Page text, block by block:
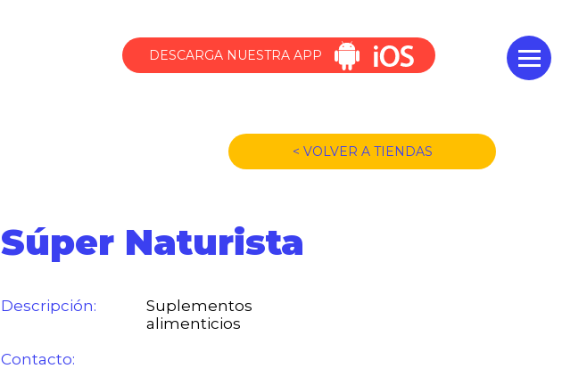
DESCARGA NUESTRA APP
< VOLVER A TIENDAS
Súper Naturista
Descripción:
Suplementos
alimenticios
Contacto: